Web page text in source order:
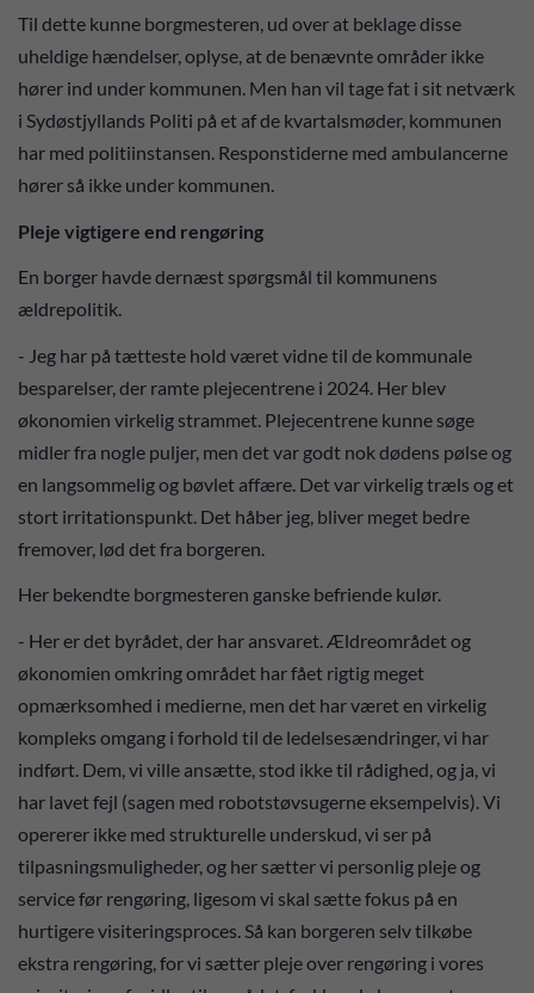
Til dette kunne borgmesteren, ud over at beklage disse
uheldige hændelser, oplyse, at de benævnte områder ikke
hører ind under kommunen. Men han vil tage fat i sit netværk
i Sydøstjyllands Politi på et af de kvartalsmøder, kommunen
har med politiinstansen. Responstiderne med ambulancerne
hører så ikke under kommunen.
Pleje vigtigere end rengøring
En borger havde dernæst spørgsmål til kommunens
ældrepolitik.
- Jeg har på tætteste hold været vidne til de kommunale
besparelser, der ramte plejecentrene i 2024. Her blev
økonomien virkelig strammet. Plejecentrene kunne søge
midler fra nogle puljer, men det var godt nok dødens pølse og
en langsommelig og bøvlet affære. Det var virkelig træls og et
stort irritationspunkt. Det håber jeg, bliver meget bedre
fremover, lød det fra borgeren.
Her bekendte borgmesteren ganske befriende kulør.
- Her er det byrådet, der har ansvaret. Ældreområdet og
økonomien omkring området har fået rigtig meget
opmærksomhed i medierne, men det har været en virkelig
kompleks omgang i forhold til de ledelsesændringer, vi har
indført. Dem, vi ville ansætte, stod ikke til rådighed, og ja, vi
har lavet fejl (sagen med robotstøvsugerne eksempelvis). Vi
opererer ikke med strukturelle underskud, vi ser på
tilpasningsmuligheder, og her sætter vi personlig pleje og
service før rengøring, ligesom vi skal sætte fokus på en
hurtigere visiteringsproces. Så kan borgeren selv tilkøbe
ekstra rengøring, for vi sætter pleje over rengøring i vores